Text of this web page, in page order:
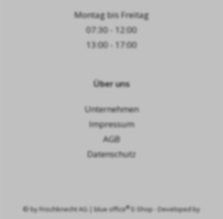
Montag bis Freitag
07:30 - 12:00
13:00 - 17:00
Über uns
Unternehmen
Impressum
AGB
Datenschutz
© byFrischknecht AG | blue office®E-Shop - Developed by